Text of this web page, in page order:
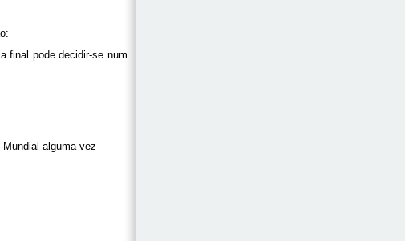
final pode decidir-se num
alguma vez